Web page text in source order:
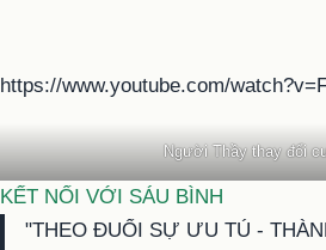
https://www.youtube.com/
Người Thầy thay đổi
KẾT NỐI VỚI SÁU BÌNH
"THEO ĐUỔI SỰ ƯU TÚ -